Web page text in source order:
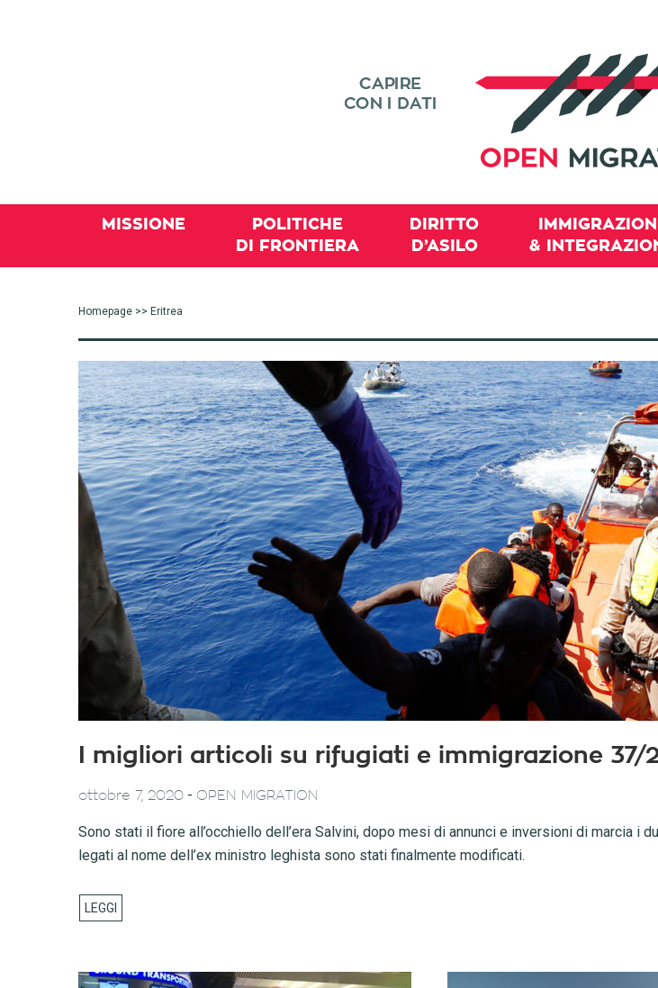
MISSIONE
POLITICHE
DI FRONTIERA
DIRITTO
D’ASILO
&
Homepage >> Eritrea
I migliori articoli su rifugiati e immigrazione 37/
ottobre 7, 2020 - OPEN MIGRATION
Sono stati il fiore all’occhiello dell’era Salvini, dopo mesi di annunci e inversioni di marcia i
legati al nome dell’ex ministro leghista sono stati finalmente modificati.